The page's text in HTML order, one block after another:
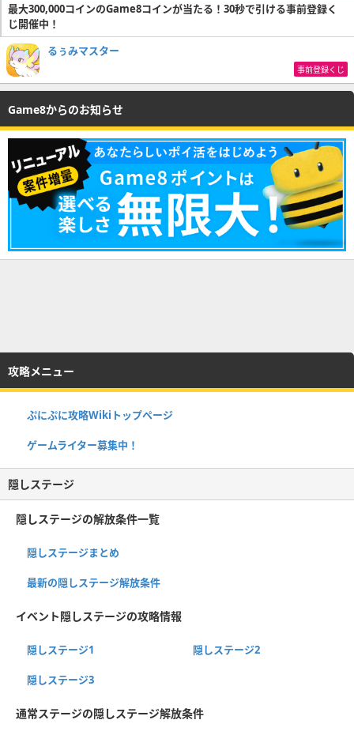
最大300,000コインのGame8コインが当たる！30秒で引ける事前登録く
じ開催中！
るぅみマスター
事前登録くじ
Game8からのお知らせ
攻略メニュー
ぷにぷに攻略Wikiトップページ
ゲームライター募集中！
隠しステージ
隠しステージの解放条件一覧
隠しステージまとめ
最新の隠しステージ解放条件
イベント隠しステージの攻略情報
隠しステージ1 隠しステージ2
隠しステージ3
通常ステージの隠しステージ解放条件